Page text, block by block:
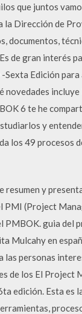
que juntos
la Dirección de
documentos,
de gran interés
Sexta Edición
incluye
6 te he
y
los 49 procesos
y
PMI (Project
guia del
Mulcahy en
las personas
de los El Project
edición. Esta es